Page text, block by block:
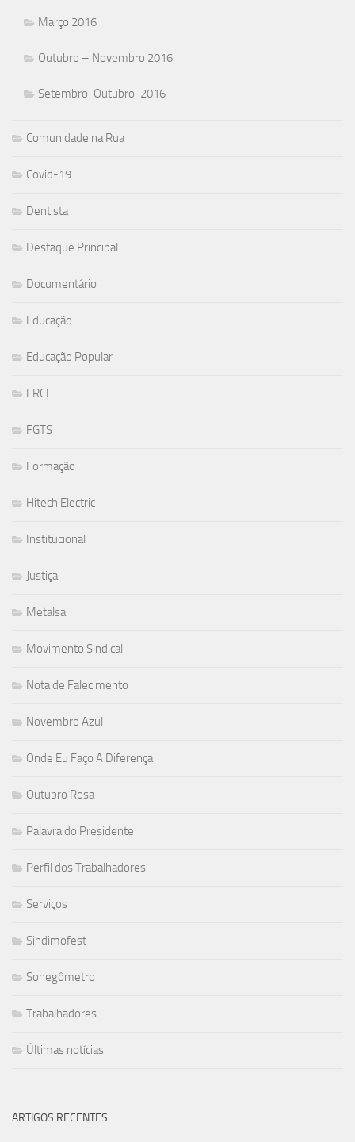
Março 2016
Outubro – Novembro 2016
Setembro-Outubro-2016
Comunidade na Rua
Covid-19
Dentista
Destaque Principal
Documentário
Educação
Educação Popular
ERCE
FGTS
Formação
Hitech Electric
Institucional
Justiça
Metalsa
Movimento Sindical
Nota de Falecimento
Novembro Azul
Onde Eu Faço A Diferença
Outubro Rosa
Palavra do Presidente
Perfil dos Trabalhadores
Serviços
Sindimofest
Sonegômetro
Trabalhadores
Últimas notícias
ARTIGOS RECENTES